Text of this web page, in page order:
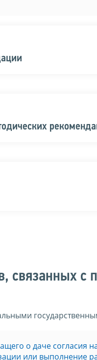
связанных с
о даче согласия
или выполнение